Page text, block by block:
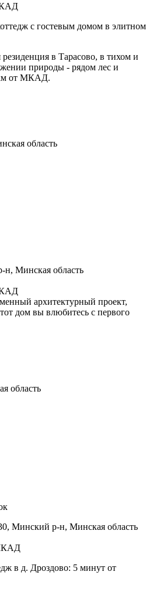
с гостевым домом в элитном
в Тарасово, в тихом и
природы - рядом лес и
от МКАД.
область
н, Минская область
архитектурный проект,
дом вы влюбитесь с первого
область
Минский р-н, Минская область
в д. Дроздово: 5 минут от